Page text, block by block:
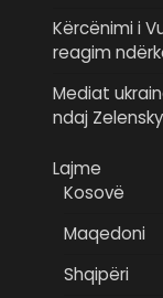
Kërcënimi i
reagim
Mediat
ndaj
Lajme
Kosovë
Maqedoni
Shqipëri